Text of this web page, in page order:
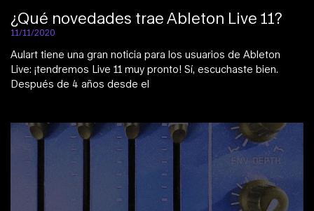
¿Qué novedades trae Ableton Live 11?
11/11/2020
Aulart tiene una gran noticia para los usuarios de Ableton
Live: ¡tendremos Live 11 muy pronto! Sí, escuchaste bien.
Después de 4 años desde el